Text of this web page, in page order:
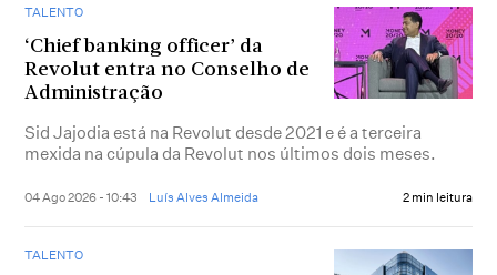
TALENTO
‘Chief banking officer’ da
Revolut entra no Conselho de
Administração
Sid Jajodia está na Revolut desde 2021 e é a terceira
mexida na cúpula da Revolut nos últimos dois meses.
04 Ago 2026 - 10:43 Luís Alves Almeida 2 min leitura
TALENTO